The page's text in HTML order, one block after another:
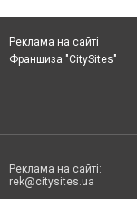
Реклама на сайті
Франшиза "CitySites"
Реклама на сайті:
rek@citysites.ua